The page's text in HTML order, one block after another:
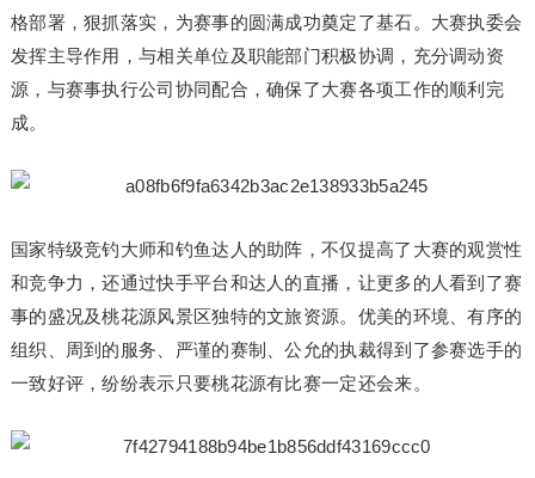
格部署，狠抓落实，为赛事的圆满成功奠定了基石。大赛执委会
发挥主导作用，与相关单位及职能部门积极协调，充分调动资
源，与赛事执行公司协同配合，确保了大赛各项工作的顺利完
成。
国家特级竞钓大师和钓鱼达人的助阵，不仅提高了大赛的观赏性
和竞争力，还通过快手平台和达人的直播，让更多的人看到了赛
事的盛况及桃花源风景区独特的文旅资源。优美的环境、有序的
组织、周到的服务、严谨的赛制、公允的执裁得到了参赛选手的
一致好评，纷纷表示只要桃花源有比赛一定还会来。